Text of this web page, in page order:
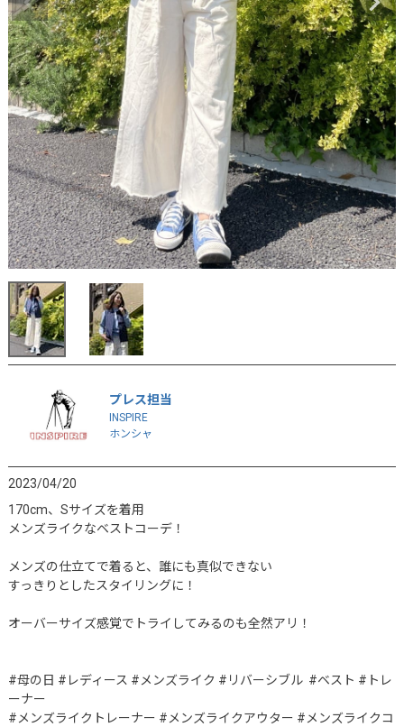
プレス担当
INSPIRE
ホンシャ
2023/04/20
170cm、Sサイズを着用
メンズライクなベストコーデ！
メンズの仕立てで着ると、誰にも真似できない
すっきりとしたスタイリングに！
オーバーサイズ感覚でトライしてみるのも全然アリ！
#母の日 #レディース #メンズライク #リバーシブル  #ベスト #トレ
ーナー
#メンズライクトレーナー #メンズライクアウター #メンズライクコ